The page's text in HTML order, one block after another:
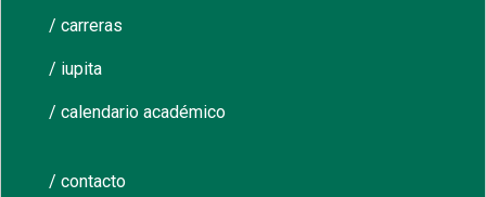
/ carreras
/ iupita
/ calendario académico
/ contacto